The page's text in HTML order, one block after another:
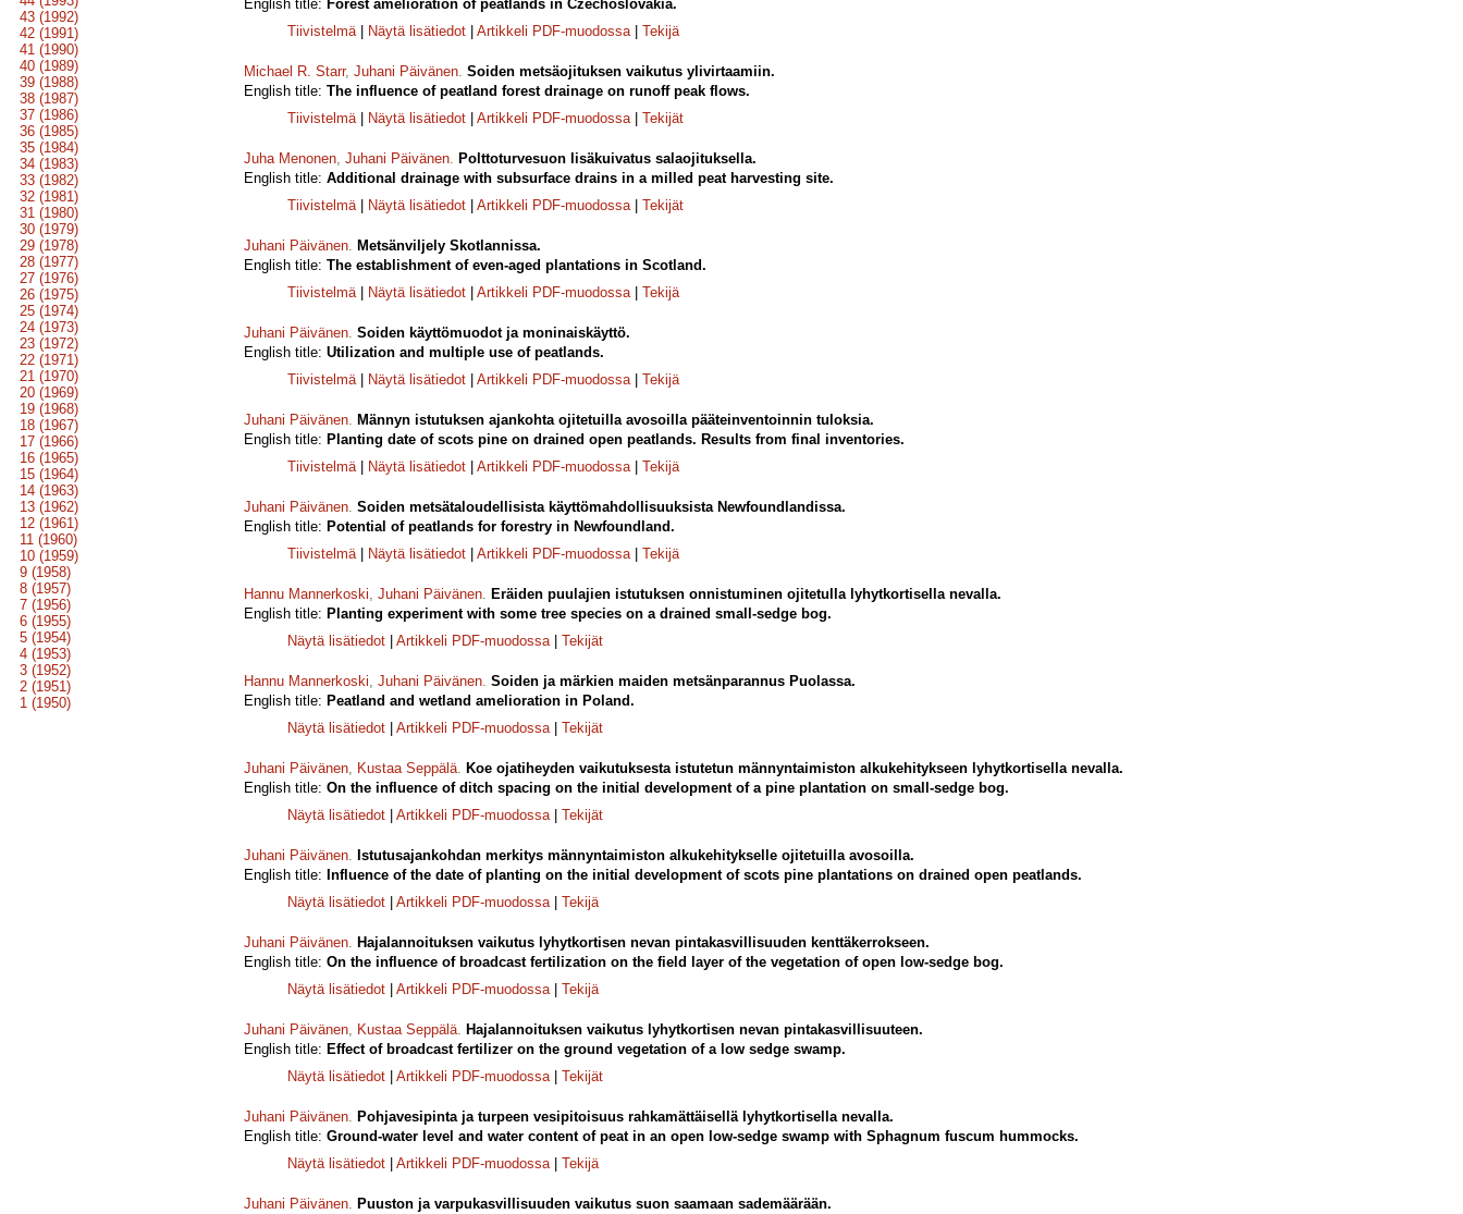
43 (1992)
42 (1991)
41 (1990)
40 (1989)
39 (1988)
38 (1987)
37 (1986)
36 (1985)
35 (1984)
34 (1983)
33 (1982)
32 (1981)
31 (1980)
30 (1979)
29 (1978)
28 (1977)
27 (1976)
26 (1975)
25 (1974)
24 (1973)
23 (1972)
22 (1971)
21 (1970)
20 (1969)
19 (1968)
18 (1967)
17 (1966)
16 (1965)
15 (1964)
14 (1963)
13 (1962)
12 (1961)
11 (1960)
10 (1959)
9 (1958)
8 (1957)
7 (1956)
6 (1955)
5 (1954)
4 (1953)
3 (1952)
2 (1951)
1 (1950)
English title: Forest amelioration of peatlands in Czechoslovakia.
Tiivistelmä| Näytä lisätiedot Artikkeli PDF-muodossa| Tekijä
Michael R. Starr, Juhani Päivänen. Soiden metsäojituksen vaikutus ylivirtaamiin.
English title: The influence of peatland forest drainage on runoff peak flows.
Tiivistelmä| Näytä lisätiedot Artikkeli PDF-muodossa| Tekijät
Juha Menonen, Juhani Päivänen. Polttoturvesuon lisäkuivatus salaojituksella.
English title: Additional drainage with subsurface drains in a milled peat harvesting site.
Tiivistelmä| Näytä lisätiedot Artikkeli PDF-muodossa| Tekijät
Juhani Päivänen. Metsänviljely Skotlannissa.
English title: The establishment of even-aged plantations in Scotland.
Tiivistelmä| Näytä lisätiedot Artikkeli PDF-muodossa| Tekijä
Juhani Päivänen. Soiden käyttömuodot ja moninaiskäyttö.
English title: Utilization and multiple use of peatlands.
Tiivistelmä| Näytä lisätiedot Artikkeli PDF-muodossa| Tekijä
Juhani Päivänen. Männyn istutuksen ajankohta ojitetuilla avosoilla pääteinventoinnin tuloksia.
English title: Planting date of scots pine on drained open peatlands. Results from final inventories.
Tiivistelmä| Näytä lisätiedot Artikkeli PDF-muodossa| Tekijä
Juhani Päivänen. Soiden metsätaloudellisista käyttömahdollisuuksista Newfoundlandissa.
English title: Potential of peatlands for forestry in Newfoundland.
Tiivistelmä| Näytä lisätiedot Artikkeli PDF-muodossa| Tekijä
Hannu Mannerkoski, Juhani Päivänen. Eräiden puulajien istutuksen onnistuminen ojitetulla lyhytkortisella nevalla.
English title: Planting experiment with some tree species on a drained small-sedge bog.
Näytä lisätiedot
Artikkeli PDF-muodossa| Tekijät
Hannu Mannerkoski, Juhani Päivänen. Soiden ja märkien maiden metsänparannus Puolassa.
English title: Peatland and wetland amelioration in Poland.
Näytä lisätiedot
Artikkeli PDF-muodossa| Tekijät
Juhani Päivänen, Kustaa Seppälä. Koe ojatiheyden vaikutuksesta istutetun männyntaimiston alkukehitykseen lyhytkortisella nevalla.
English title: On the influence of ditch spacing on the initial development of a pine plantation on small-sedge bog.
Näytä lisätiedot
Artikkeli PDF-muodossa| Tekijät
Juhani Päivänen. Istutusajankohdan merkitys männyntaimiston alkukehitykselle ojitetuilla avosoilla.
English title: Influence of the date of planting on the initial development of scots pine plantations on drained open peatlands.
Näytä lisätiedot
Artikkeli PDF-muodossa| Tekijä
Juhani Päivänen. Hajalannoituksen vaikutus lyhytkortisen nevan pintakasvillisuuden kenttäkerrokseen.
English title: On the influence of broadcast fertilization on the field layer of the vegetation of open low-sedge bog.
Näytä lisätiedot
Artikkeli PDF-muodossa| Tekijä
Juhani Päivänen, Kustaa Seppälä. Hajalannoituksen vaikutus lyhytkortisen nevan pintakasvillisuuteen.
English title: Effect of broadcast fertilizer on the ground vegetation of a low sedge swamp.
Näytä lisätiedot
Artikkeli PDF-muodossa| Tekijät
Juhani Päivänen. Pohjavesipinta ja turpeen vesipitoisuus rahkamättäisellä lyhytkortisella nevalla.
English title: Ground-water level and water content of peat in an open low-sedge swamp with Sphagnum fuscum hummocks.
Näytä lisätiedot
Artikkeli PDF-muodossa| Tekijä
Juhani Päivänen. Puuston ja varpukasvillisuuden vaikutus suon saamaan sademäärään.